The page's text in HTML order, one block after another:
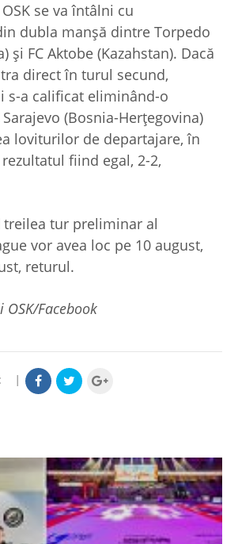
se va întâlni cu
dubla manșă dintre Torpedo
și FC Aktobe (Kazahstan). Dacă
direct în turul secund,
s-a calificat eliminând-o
(Bosnia-Herțegovina)
loviturilor de departajare, în
fiind egal, 2-2,
tur preliminar al
vor avea loc pe 10 august,
returul.
OSK/Facebook
|